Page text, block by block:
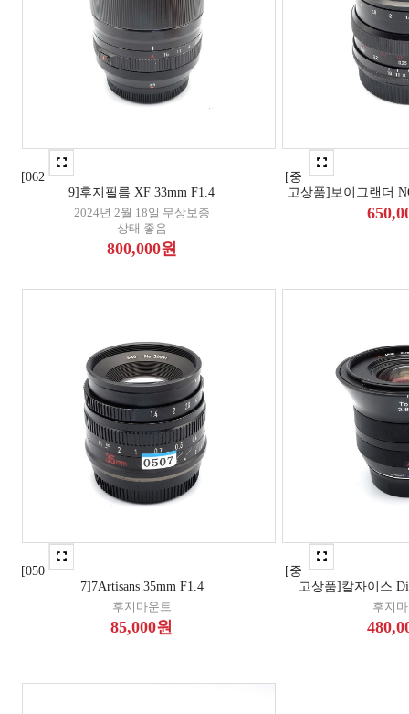
[062
9]후지필름 XF 33mm F1.4
2024년 2월 18일 무상보증
상태 좋음
800,000원
[중
고상품]보이그랜더
[050
7]7Artisans 35mm F1.4
후지마운트
85,000원
[중
고상품]칼자이스
후지